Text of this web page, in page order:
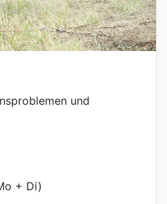
und
+ Di)